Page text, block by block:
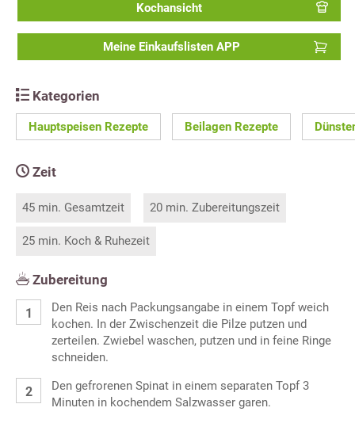
Kochansicht
Meine Einkaufslisten APP
Kategorien
Hauptspeisen Rezepte Beilagen Rezepte
Zeit
45 min. Gesamtzeit 20 min. Zubereitungszeit
25 min. Koch & Ruhezeit
Zubereitung
Den Reis nach Packungsangabe in einem Topf weich
kochen. In der Zwischenzeit die Pilze putzen und
zerteilen. Zwiebel waschen, putzen und in feine Ringe
schneiden.
Den gefrorenen Spinat in einem separaten Topf 3
Minuten in kochendem Salzwasser garen.